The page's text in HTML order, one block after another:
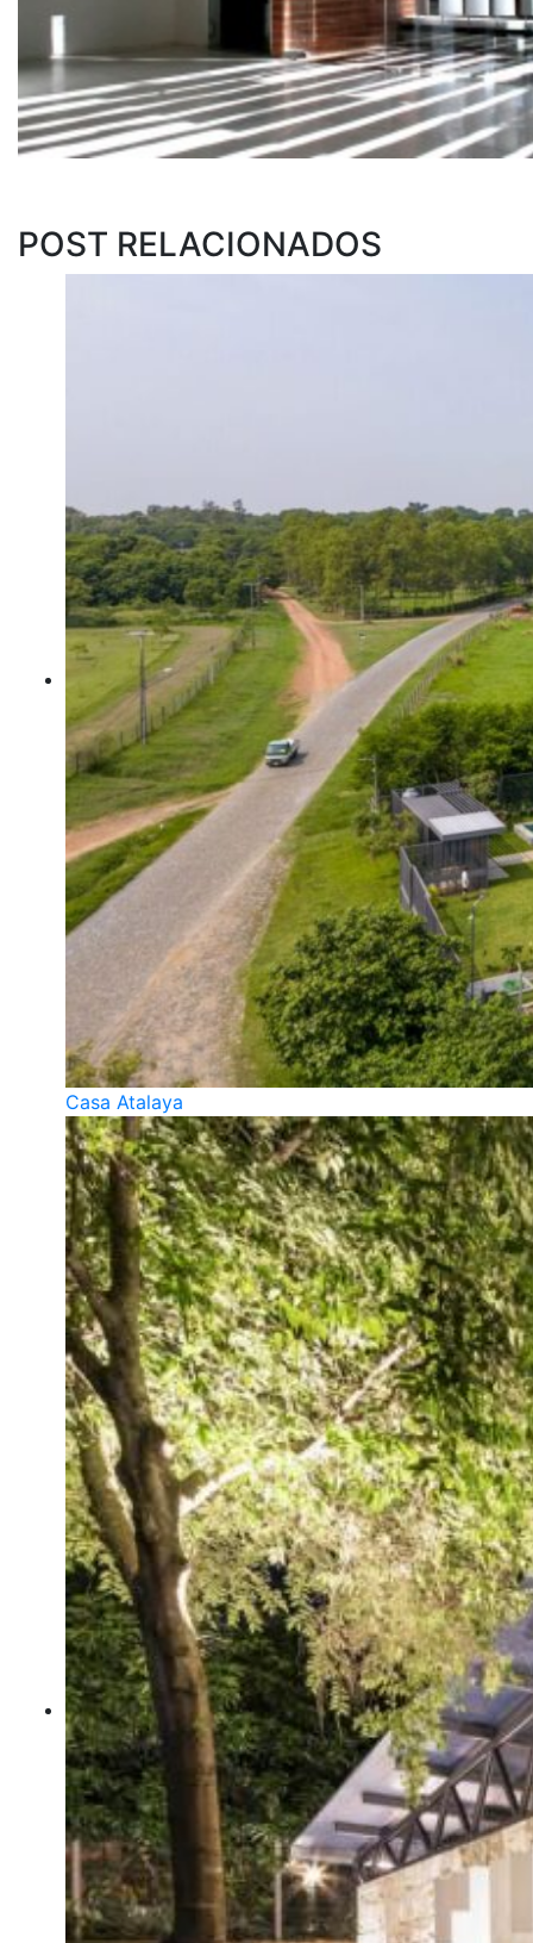
POST RELACIONADOS
Casa Atalaya